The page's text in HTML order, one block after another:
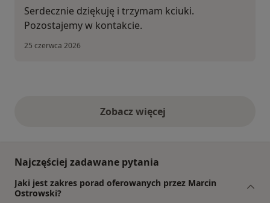
Serdecznie dziękuję i trzymam kciuki.
Pozostajemy w kontakcie.
25 czerwca 2026
Zobacz więcejopinie powyżej
Najczęściej zadawane pytania
Jaki jest zakres porad oferowanych przez Marcin
Ostrowski?